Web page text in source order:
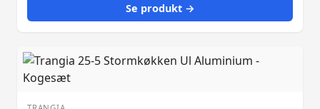
Se produkt →